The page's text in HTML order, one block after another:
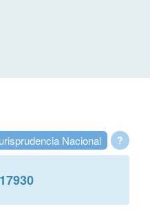
?
Nacional